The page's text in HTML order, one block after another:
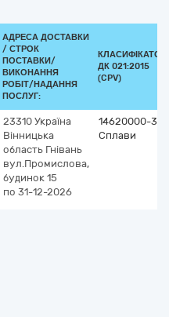
АДРЕСА ДОСТАВКИ
/ СТРОК
ПОСТАВКИ/
ВИКОНАННЯ
РОБІТ/НАДАННЯ
ПОСЛУГ:
КЛАСИФІКАТОР
ДК 021:2015
(CPV)
23310 Україна
Вінницька
область Гнівань
вул.Промислова,
будинок 15
по 31-12-2026
14620000-3
Сплави